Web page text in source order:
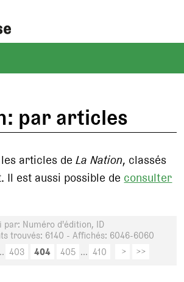
par articles
articles deLa Nation, classés
Il est aussi possible deconsulter
par: Numéro d'édition, ID
trouvés: 6140 - Affichés: 6046-6060
403 404 405 ... 410 > >>